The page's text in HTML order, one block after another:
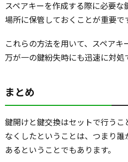
スペアキーを作成する際に必要
場所に保管しておくことが重要で
これらの方法を用いて、スペアキ
万が一の鍵紛失時にも迅速に対処
まとめ
鍵開けと鍵交換はセットで行うこ
なくしたということは、つまり
あるということでもあります。